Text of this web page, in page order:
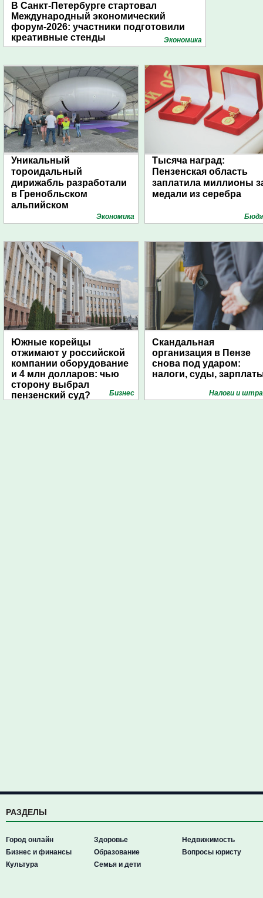
В Санкт-Петербурге стартовал
Международный экономический
форум-2026: участники подготовили
креативные стенды
Экономика
Уникальный
тороидальный
дирижабль разработали
в Гренобльском
альпийском
Экономика
Тысяча наград:
Пензенская область
заплатила миллионы
медали из серебра
Южные корейцы
отжимают у российской
компании оборудование
и 4 млн долларов: чью
сторону выбрал
пензенский суд?
Бизнес
Скандальная
организация в Пензе
снова под ударом:
налоги, суды,
Налоги и
РАЗДЕЛЫ
Город онлайн
Бизнес и финансы
Культура
Здоровье
Образование
Семья и дети
Недвижимость
Вопросы юристу